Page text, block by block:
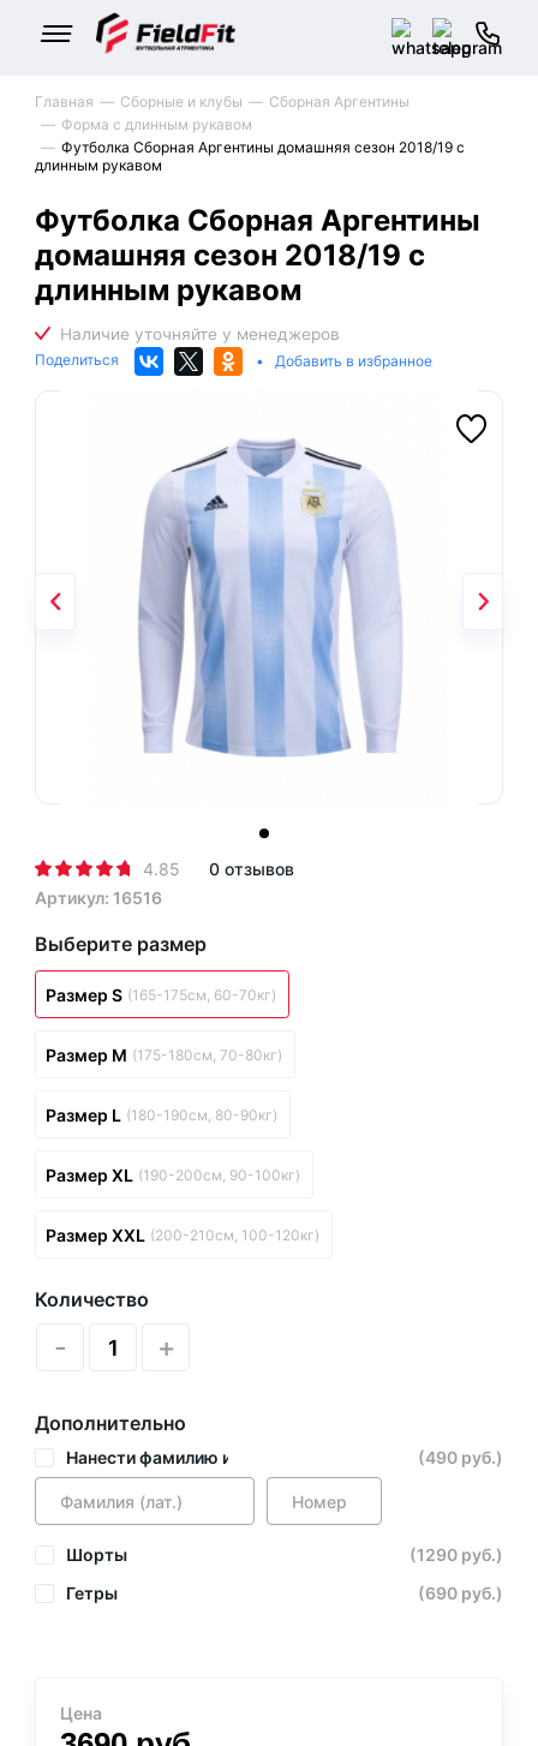
Главная Сборные и клубы
Сборная Аргентины
Форма с длинным рукавом
Футболка Сборная Аргентины домашняя сезон 2018/19 с
длинным рукавом
Футболка Сборная Аргентины
домашняя сезон 2018/19 с
длинным рукавом
Поделиться • Добавить в избранное
4.85
0 отзывов
Артикул: 16516
Выберите размер
Размер S (165-175см, 60-70кг)
Размер M (175-180см, 70-80кг)
Размер L (180-190см, 80-90кг)
Размер XL (190-200см, 90-100кг)
Размер XXL (200-210см, 100-120кг)
Количество
- +
Дополнительно
Нанести фамилию и номер (490 руб.)
Шорты
(1290 руб.)
Гетры
(690 руб.)
Цена